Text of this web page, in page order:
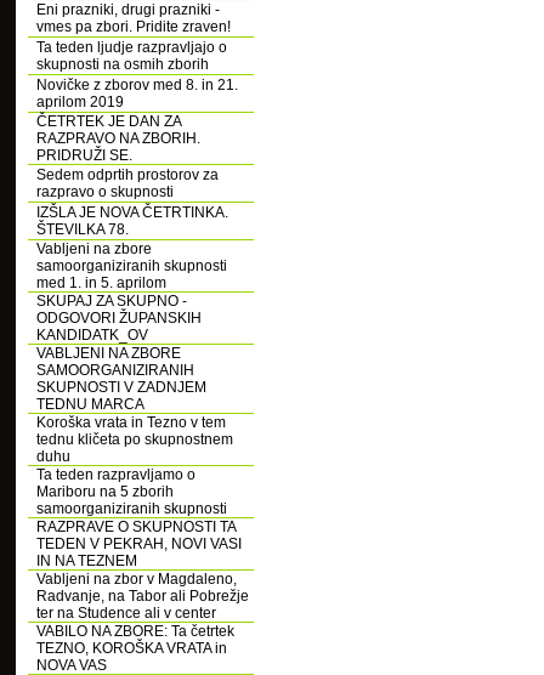
Eni prazniki, drugi prazniki -
vmes pa zbori. Pridite zraven!
Ta teden ljudje razpravljajo o
skupnosti na osmih zborih
Novičke z zborov med 8. in 21.
aprilom 2019
ČETRTEK JE DAN ZA
RAZPRAVO NA ZBORIH.
PRIDRUŽI SE.
Sedem odprtih prostorov za
razpravo o skupnosti
IZŠLA JE NOVA ČETRTINKA.
ŠTEVILKA 78.
Vabljeni na zbore
samoorganiziranih skupnosti
med 1. in 5. aprilom
SKUPAJ ZA SKUPNO -
ODGOVORI ŽUPANSKIH
KANDIDATK_OV
VABLJENI NA ZBORE
SAMOORGANIZIRANIH
SKUPNOSTI V ZADNJEM
TEDNU MARCA
Koroška vrata in Tezno v tem
tednu kličeta po skupnostnem
duhu
Ta teden razpravljamo o
Mariboru na 5 zborih
samoorganiziranih skupnosti
RAZPRAVE O SKUPNOSTI TA
TEDEN V PEKRAH, NOVI VASI
IN NA TEZNEM
Vabljeni na zbor v Magdaleno,
Radvanje, na Tabor ali Pobrežje
ter na Studence ali v center
VABILO NA ZBORE: Ta četrtek
TEZNO, KOROŠKA VRATA in
NOVA VAS